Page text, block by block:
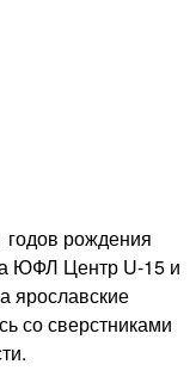
рождения
ЮФЛ Центр U-15 и
ярославские
со сверстниками